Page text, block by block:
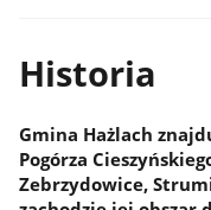
Historia
Gmina Hażlach
Pogórza
Zebrzydowice,